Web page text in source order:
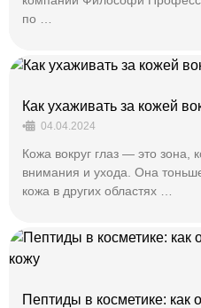
по …
Как ухаживать за кожей
• 04.04.2024
Кожа вокруг глаз — это зона,
внимания и ухода. Она
кожа в других областях …
Пептиды в косметике: как